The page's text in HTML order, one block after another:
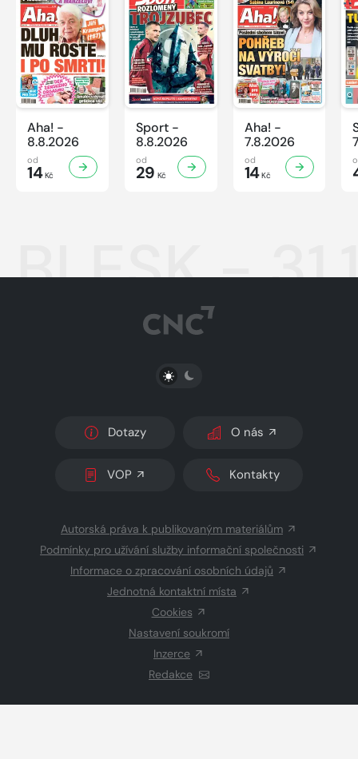
Aha! -
8.8.2026
od
14Kč
Sport -
8.8.2026
od
29 Kč
Aha! -
7.8.2026
od
14Kč
BLESK -
PŘEPNOUT SVĚTLÝ/TMAVÝ REŽIM
Dotazy O nás
VOP Kontakty
Autorská práva k publikovaným materiálům
Podmínky pro užívání služby informační společnosti
Informace o zpracování osobních údajů
Jednotná kontaktní místa
Cookies
Nastavení soukromí
Inzerce
Redakce